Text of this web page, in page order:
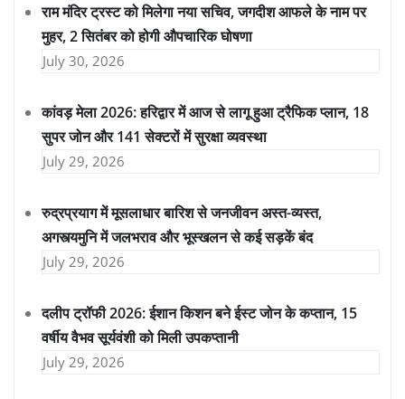
राम मंदिर ट्रस्ट को मिलेगा नया सचिव, जगदीश आफले के नाम पर
मुहर, 2 सितंबर को होगी औपचारिक घोषणा
July 30, 2026
कांवड़ मेला 2026: हरिद्वार में आज से लागू हुआ ट्रैफिक प्लान, 18
सुपर जोन और 141 सेक्टरों में सुरक्षा व्यवस्था
July 29, 2026
रुद्रप्रयाग में मूसलाधार बारिश से जनजीवन अस्त-व्यस्त,
अगस्त्यमुनि में जलभराव और भूस्खलन से कई सड़कें बंद
July 29, 2026
दलीप ट्रॉफी 2026: ईशान किशन बने ईस्ट जोन के कप्तान, 15
वर्षीय वैभव सूर्यवंशी को मिली उपकप्तानी
July 29, 2026